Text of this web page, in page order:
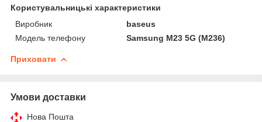
Користувальницькі характеристики
Виробник
baseus
Модель телефону
Samsung M23 5G (M236)
Приховати
Умови доставки
Нова Пошта